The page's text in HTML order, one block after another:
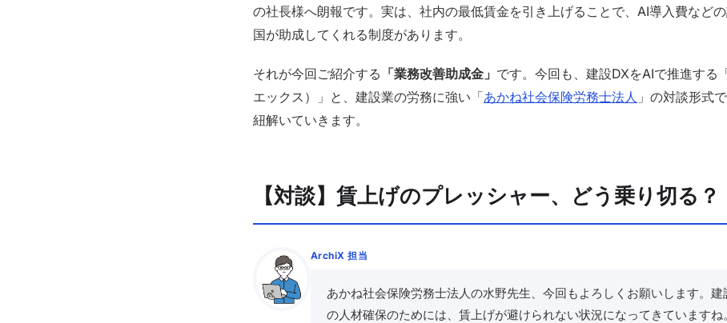
の社長様へ朗報です。実は、社内の最低賃金を引き上げることで、AI導入費など
国が助成してくれる制度があります。
それが今回ご紹介する 「業務改善助成金」 です。今回も、建設DXをAIで推進する
エックス）」と、建設業の労務に強い「あかね社会保険労務士法人 」の対談形式
紐解いていきます。
【対談】賃上げのプレッシャー、どう乗り切る？
ArchiX 担当
あかね社会保険労務士法人の水野先生、今回もよろしくお願いします。
の人材確保のためには、賃上げが避けられない状況になってきていますね。